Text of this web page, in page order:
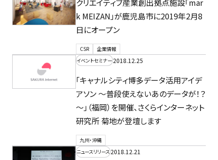
クリエイティブ産業創出拠点施設「mar
k MEIZAN」が鹿児島市に2019年2月8
日にオープン
CSR
企業情報
イベントセミナー2018.12.25
「キャナルシティ博多データ活用アイデ
アソン ～普段使えないあのデータが！？
～」（福岡）を開催、さくらインターネット
研究所 菊地が登壇します
九州・沖縄
ニュースリリース2018.12.21